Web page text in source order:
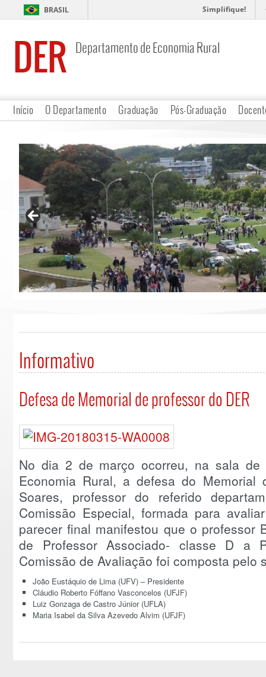
BRASIL Simplifique!
DER Departamento de Economia Rural
Início O Departamento Graduação Pós-Graduação
Informativo
Defesa de Memorial de professor do DER
No dia 2 de março ocorreu, na sala de
Economia Rural, a defesa do Memorial
Soares, professor do referido
Comissão Especial, formada para
parecer final manifestou que o professor
de Professor Associado- classe D a
Comissão de Avaliação foi composta pelo
João Eustáquio de Lima (UFV) – Presidente
Cláudio Roberto Fóffano Vasconcelos (UFJF)
Luiz Gonzaga de Castro Júnior (UFLA)
Maria Isabel da Silva Azevedo Alvim (UFJF)